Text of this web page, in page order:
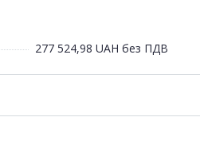
277 524,98 UAH без ПДВ